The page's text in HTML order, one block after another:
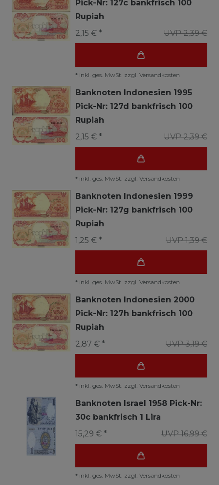
Pick-Nr: 127c bankfrisch 100
Rupiah
UVP 2,39 €
2,15 € *
* inkl. ges. MwSt. zzgl. Versandkosten
Banknoten Indonesien 1995
Pick-Nr: 127d bankfrisch 100
Rupiah
UVP 2,39 €
2,15 € *
* inkl. ges. MwSt. zzgl. Versandkosten
Banknoten Indonesien 1999
Pick-Nr: 127g bankfrisch 100
Rupiah
UVP 1,39 €
1,25 € *
* inkl. ges. MwSt. zzgl. Versandkosten
Banknoten Indonesien 2000
Pick-Nr: 127h bankfrisch 100
Rupiah
UVP 3,19 €
2,87 € *
* inkl. ges. MwSt. zzgl. Versandkosten
Banknoten Israel 1958 Pick-Nr:
30c bankfrisch 1 Lira
UVP 16,99 €
15,29 € *
* inkl. ges. MwSt. zzgl. Versandkosten